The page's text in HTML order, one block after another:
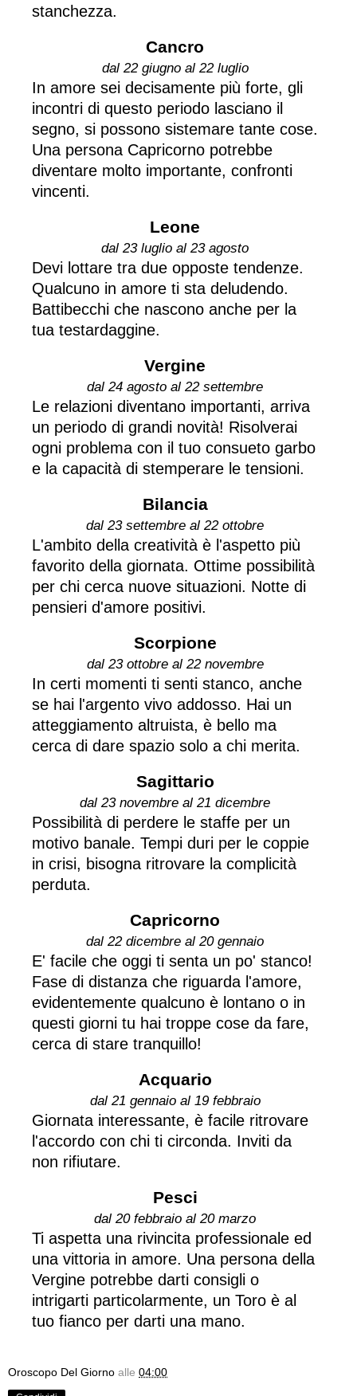
stanchezza.
Cancro
dal 22 giugno al 22 luglio
In amore sei decisamente più forte, gli
incontri di questo periodo lasciano il
segno, si possono sistemare tante cose.
Una persona Capricorno potrebbe
diventare molto importante, confronti
vincenti.
Leone
dal 23 luglio al 23 agosto
Devi lottare tra due opposte tendenze.
Qualcuno in amore ti sta deludendo.
Battibecchi che nascono anche per la
tua testardaggine.
Vergine
dal 24 agosto al 22 settembre
Le relazioni diventano importanti, arriva
un periodo di grandi novità! Risolverai
ogni problema con il tuo consueto garbo
e la capacità di stemperare le tensioni.
Bilancia
dal 23 settembre al 22 ottobre
L'ambito della creatività è l'aspetto più
favorito della giornata. Ottime possibilità
per chi cerca nuove situazioni. Notte di
pensieri d'amore positivi.
Scorpione
dal 23 ottobre al 22 novembre
In certi momenti ti senti stanco, anche
se hai l'argento vivo addosso. Hai un
atteggiamento altruista, è bello ma
cerca di dare spazio solo a chi merita.
Sagittario
dal 23 novembre al 21 dicembre
Possibilità di perdere le staffe per un
motivo banale. Tempi duri per le coppie
in crisi, bisogna ritrovare la complicità
perduta.
Capricorno
dal 22 dicembre al 20 gennaio
E' facile che oggi ti senta un po' stanco!
Fase di distanza che riguarda l'amore,
evidentemente qualcuno è lontano o in
questi giorni tu hai troppe cose da fare,
cerca di stare tranquillo!
Acquario
dal 21 gennaio al 19 febbraio
Giornata interessante, è facile ritrovare
l'accordo con chi ti circonda. Inviti da
non rifiutare.
Pesci
dal 20 febbraio al 20 marzo
Ti aspetta una rivincita professionale ed
una vittoria in amore. Una persona della
Vergine potrebbe darti consigli o
intrigarti particolarmente, un Toro è al
tuo fianco per darti una mano.
Oroscopo Del Giorno alle 04:00